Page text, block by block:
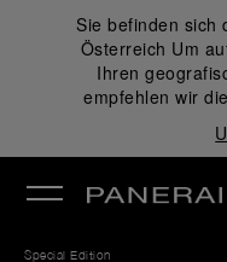
Sie befinden sich
Österreich Um
Ihren
empfehlen wir
Special Edition